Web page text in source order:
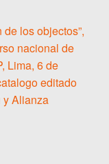
los objectos”,
nacional de
Lima, 6 de
editado
y Alianza